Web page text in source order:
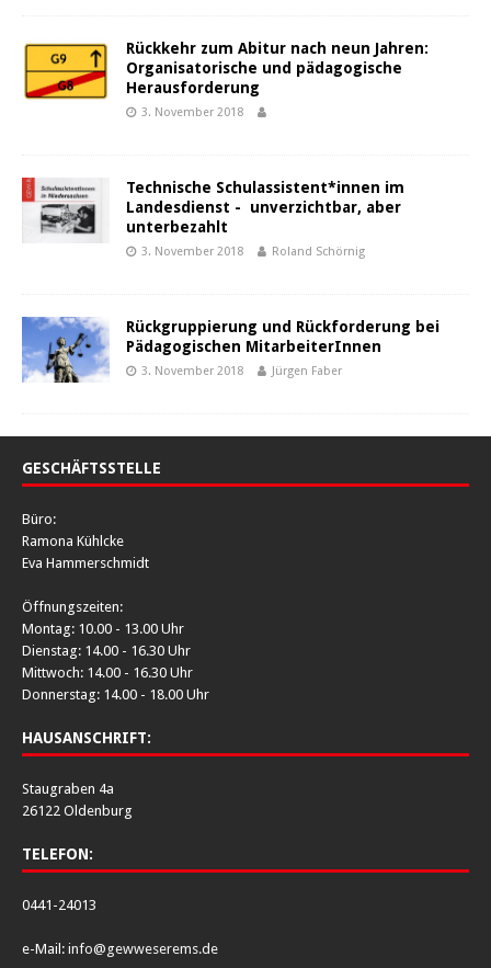
Rückkehr zum Abitur nach neun Jahren:
Organisatorische und pädagogische
Herausforderung
3. November 2018
Technische Schulassistent*innen im
Landesdienst - unverzichtbar, aber
unterbezahlt
3. November 2018 Roland Schörnig
Rückgruppierung und Rückforderung bei
Pädagogischen MitarbeiterInnen
3. November 2018 Jürgen Faber
GESCHÄFTSSTELLE
Büro:
Ramona Kühlcke
Eva Hammerschmidt
Öffnungszeiten:
Montag: 10.00 - 13.00 Uhr
Dienstag: 14.00 - 16.30 Uhr
Mittwoch: 14.00 - 16.30 Uhr
Donnerstag: 14.00 - 18.00 Uhr
HAUSANSCHRIFT:
Staugraben 4a
26122 Oldenburg
TELEFON:
0441-24013
e-Mail: info@gewweserems.de